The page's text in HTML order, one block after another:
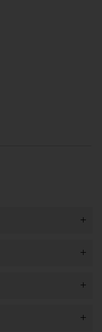
+
+
+
+